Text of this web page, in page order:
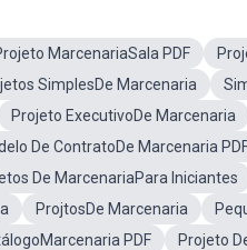
MarcenariaSala PDF
SimplesDe Marcenaria
Projeto ExecutivoDe Marcenaria
De ContratoDe Marcenaria
De MarcenariaPara Iniciantes
ProjtosDe Marcenaria
PDF Projeto